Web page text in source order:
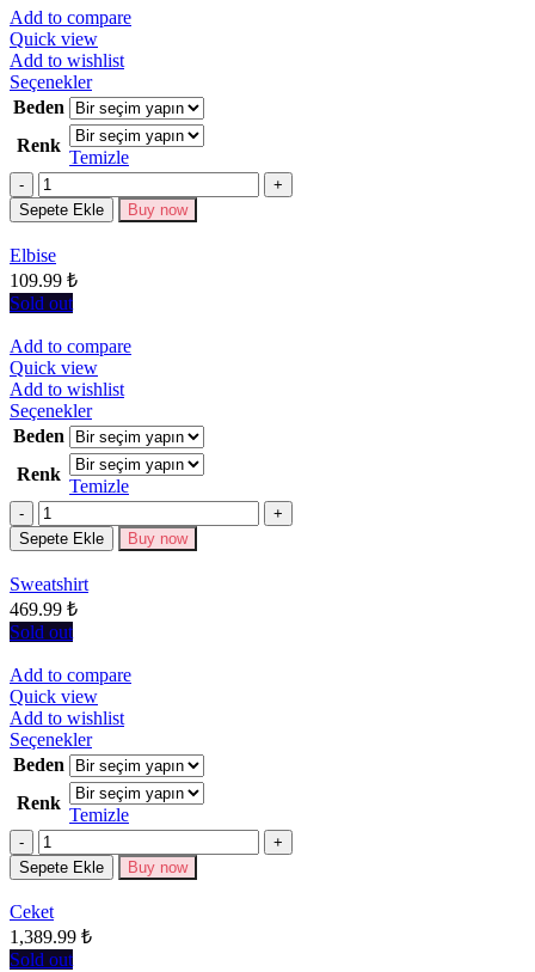
Add to compare
Quick view
Add to wishlist
SeçeneklerBu
ürünün
birden
fazla
varyasyonu
Seçenekler
Beden
Renk
Temizle
Miktar
Sepete Ekle Buy now
Elbise
109.99 ₺
Sold out
Add to compare
Quick view
Add to wishlist
SeçeneklerBu
ürünün
birden
fazla
varyasyonu
Seçenekler
Beden
Renk
Temizle
Miktar
Sepete Ekle Buy now
Sweatshirt
469.99 ₺
Sold out
Add to compare
Quick view
Add to wishlist
SeçeneklerBu
ürünün
birden
fazla
varyasyonu
Seçenekler
seçilebilir
Beden
Renk
Temizle
Miktar
Sepete Ekle Buy now
Ceket
1,389.99 ₺
Sold out